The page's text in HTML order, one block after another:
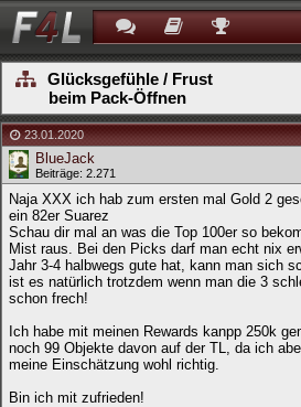
Glücksgefühle / Frust
beim Pack-Öffnen
23.01.2020
BlueJack
Beiträge: 2.271
Naja XXX ich hab zum ersten mal Gold 2
ein 82er Suarez
Schau dir mal an was die Top 100er so
Mist raus. Bei den Picks darf man echt nix
Jahr 3-4 halbwegs gute hat, kann man sich
ist es natürlich trotzdem wenn man die 3
schon frech!
Ich habe mit meinen Rewards kanpp 250k
noch 99 Objekte davon auf der TL, da ich
meine Einschätzung wohl richtig.
Bin ich mit zufrieden!